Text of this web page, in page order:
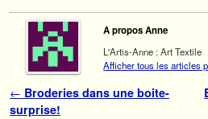
A propos Anne
L'Artis-Anne : Art Textile
Afficher tous les articles
Navigation des articles
← Broderies dans une boite-
surprise!